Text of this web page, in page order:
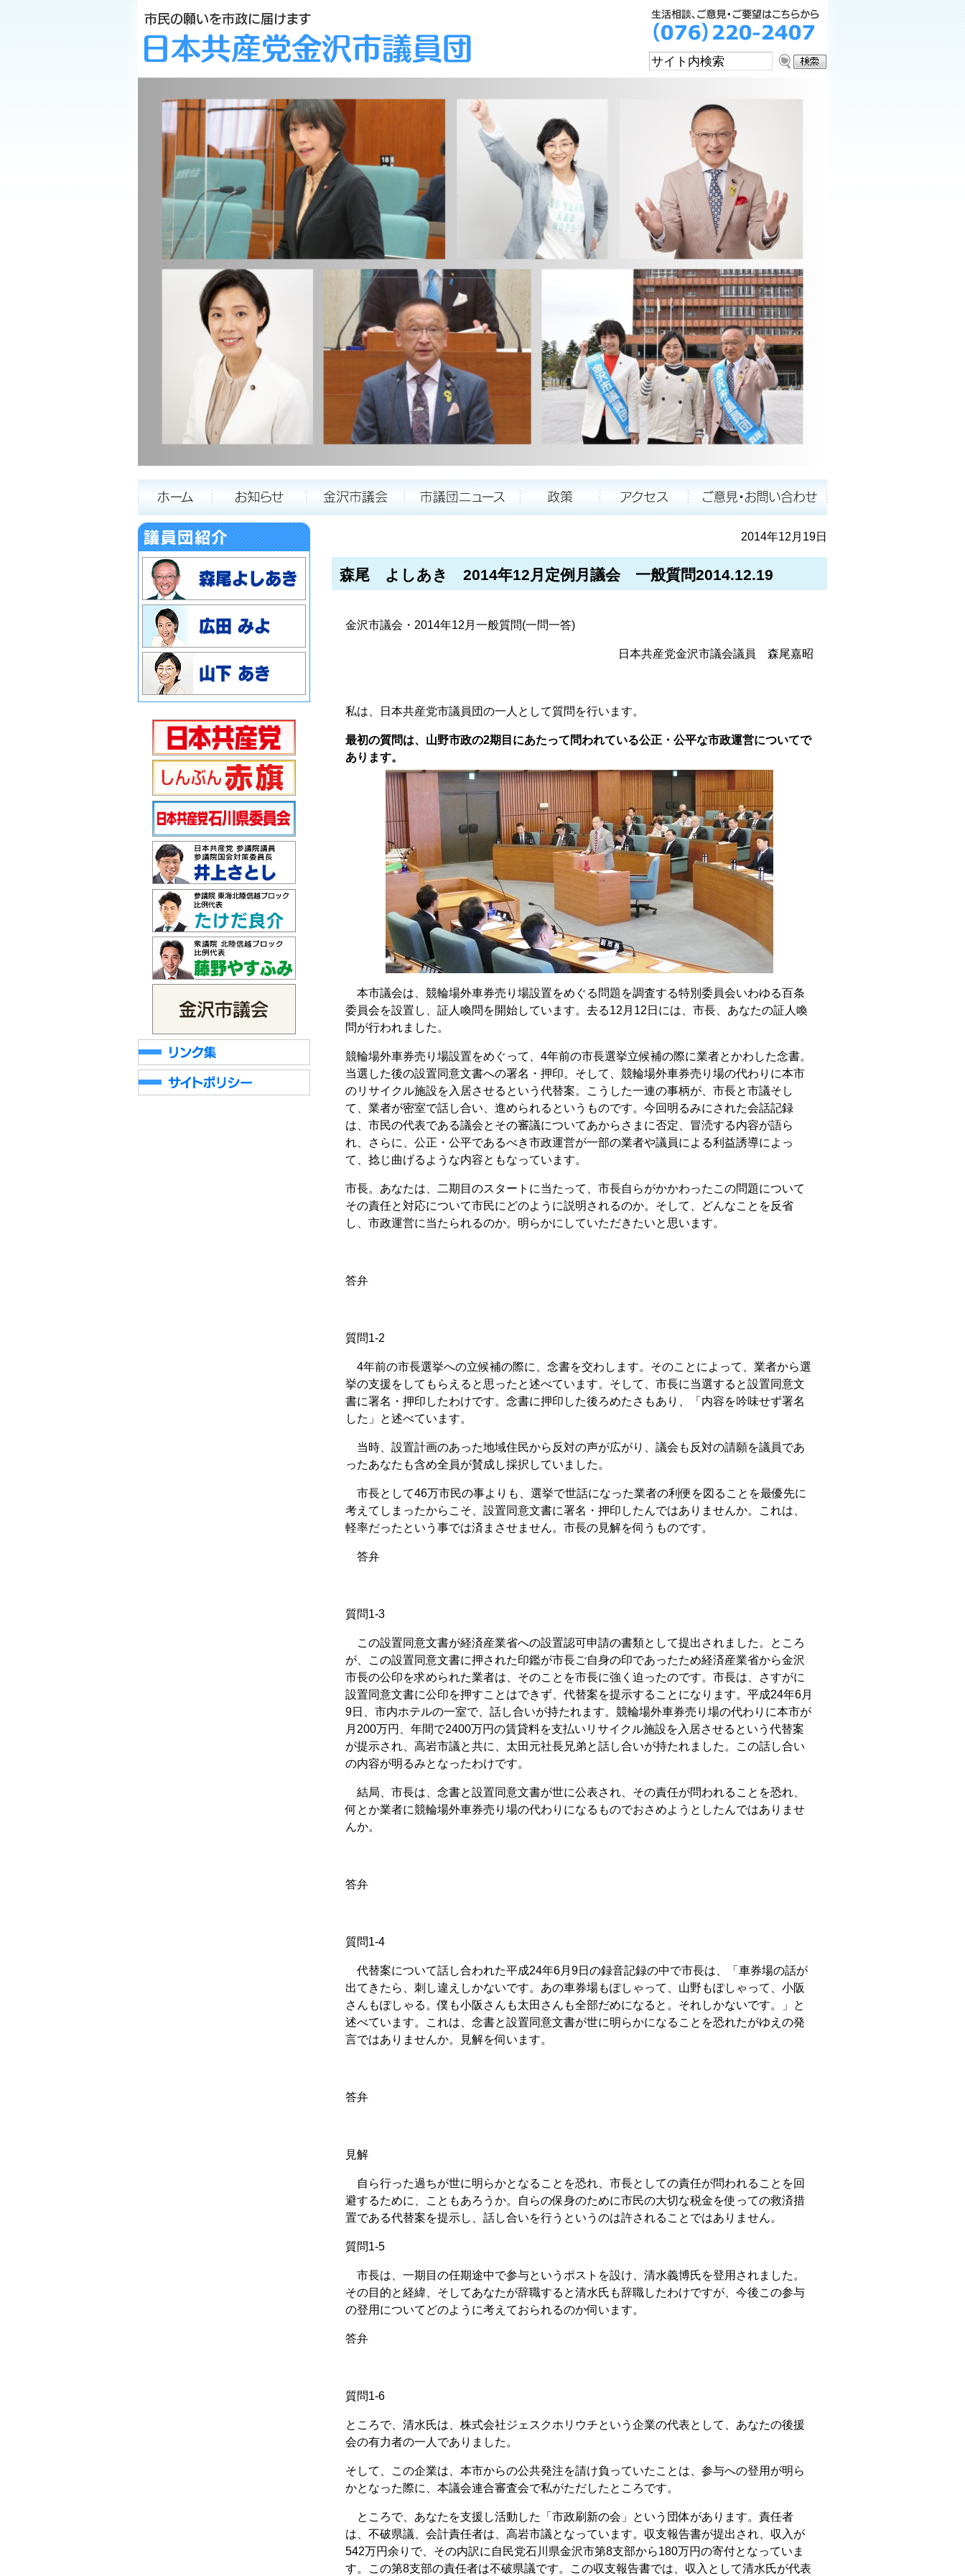
2014年12月19日
森尾 よしあき 2014年12月定例月議会 一般質問2014.12.19
金沢市議会・2014年12月一般質問(一問一答)
日本共産党金沢市議会議員 森尾嘉昭
私は、日本共産党市議員団の一人として質問を行います。
最初の質問は、山野市政の2期目にあたって問われている公正・公平な市政運営についてで
あります。
本市議会は、競輪場外車券売り場設置をめぐる問題を調査する特別委員会いわゆる百条
委員会を設置し、証人喚問を開始しています。去る12月12日には、市長、あなたの証人喚
問が行われました。
競輪場外車券売り場設置をめぐって、4年前の市長選挙立候補の際に業者とかわした念書。
当選した後の設置同意文書への署名・押印。そして、競輪場外車券売り場の代わりに本市
のリサイクル施設を入居させるという代替案。こうした一連の事柄が、市長と市議そし
て、業者が密室で話し合い、進められるというものです。今回明るみにされた会話記録
は、市民の代表である議会とその審議についてあからさまに否定、冒涜する内容が語ら
れ、さらに、公正・公平であるべき市政運営が一部の業者や議員による利益誘導によっ
て、捻じ曲げるような内容ともなっています。
市長。あなたは、二期目のスタートに当たって、市長自らがかかわったこの問題について
その責任と対応について市民にどのように説明されるのか。そして、どんなことを反省
し、市政運営に当たられるのか。明らかにしていただきたいと思います。
答弁
質問1-2
4年前の市長選挙への立候補の際に、念書を交わします。そのことによって、業者から選
挙の支援をしてもらえると思ったと述べています。そして、市長に当選すると設置同意文
書に署名・押印したわけです。念書に押印した後ろめたさもあり、「内容を吟味せず署名
した」と述べています。
当時、設置計画のあった地域住民から反対の声が広がり、議会も反対の請願を議員であ
ったあなたも含め全員が賛成し採択していました。
市長として46万市民の事よりも、選挙で世話になった業者の利便を図ることを最優先に
考えてしまったからこそ、設置同意文書に署名・押印したんではありませんか。これは、
軽率だったという事では済まさせません。市長の見解を伺うものです。
答弁
質問1-3
この設置同意文書が経済産業省への設置認可申請の書類として提出されました。ところ
が、この設置同意文書に押された印鑑が市長ご自身の印であったため経済産業省から金沢
市長の公印を求められた業者は、そのことを市長に強く迫ったのです。市長は、さすがに
設置同意文書に公印を押すことはできず、代替案を提示することになります。平成24年6月
9日、市内ホテルの一室で、話し合いが持たれます。競輪場外車券売り場の代わりに本市が
月200万円、年間で2400万円の賃貸料を支払いリサイクル施設を入居させるという代替案
が提示され、高岩市議と共に、太田元社長兄弟と話し合いが持たれました。この話し合い
の内容が明るみとなったわけです。
結局、市長は、念書と設置同意文書が世に公表され、その責任が問われることを恐れ、
何とか業者に競輪場外車券売り場の代わりになるものでおさめようとしたんではありませ
んか。
答弁
質問1-4
代替案について話し合われた平成24年6月9日の録音記録の中で市長は、「車券場の話が
出てきたら、刺し違えしかないです。あの車券場もぽしゃって、山野もぽしゃって、小阪
さんもぽしゃる。僕も小阪さんも太田さんも全部だめになると。それしかないです。」と
述べています。これは、念書と設置同意文書が世に明らかになることを恐れたがゆえの発
言ではありませんか。見解を伺います。
答弁
見解
自ら行った過ちが世に明らかとなることを恐れ、市長としての責任が問われることを回
避するために、こともあろうか。自らの保身のために市民の大切な税金を使っての救済措
置である代替案を提示し、話し合いを行うというのは許されることではありません。
質問1-5
市長は、一期目の任期途中で参与というポストを設け、清水義博氏を登用されました。
その目的と経緯、そしてあなたが辞職すると清水氏も辞職したわけですが、今後この参与
の登用についてどのように考えておられるのか伺います。
答弁
質問1-6
ところで、清水氏は、株式会社ジェスクホリウチという企業の代表として、あなたの後援
会の有力者の一人でありました。
そして、この企業は、本市からの公共発注を請け負っていたことは、参与への登用が明ら
かとなった際に、本議会連合審査会で私がただしたところです。
ところで、あなたを支援し活動した「市政刷新の会」という団体があります。責任者
は、不破県議、会計責任者は、高岩市議となっています。収支報告書が提出され、収入が
542万円余りで、その内訳に自民党石川県金沢市第8支部から180万円の寄付となっていま
す。この第8支部の責任者は不破県議です。この収支報告書では、収入として清水氏が代表